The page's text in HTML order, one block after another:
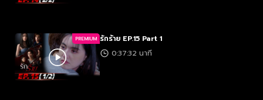
PREMIUM รักร้าย EP.15 Part 1
0:37:32 นาที